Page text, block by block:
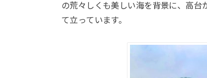
の荒々しくも美しい海を背景に、高台
て立っています。